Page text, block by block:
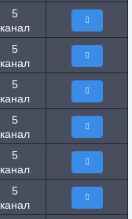
5
канал
5
канал
5
канал
5
канал
5
канал
5
канал